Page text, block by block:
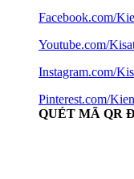
Facebook.com/
Youtube.com/
Instagram.com/
Pinterest.com/
QUÉT MÃ QR